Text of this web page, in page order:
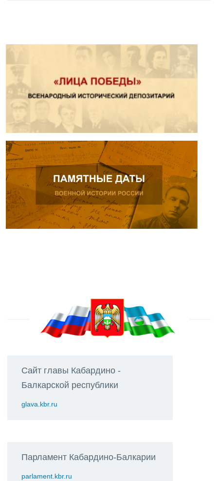
Сайт главы Кабардино -
Балкарской республики
glava.kbr.ru
Парламент Кабардино-Балкарии
parlament.kbr.ru